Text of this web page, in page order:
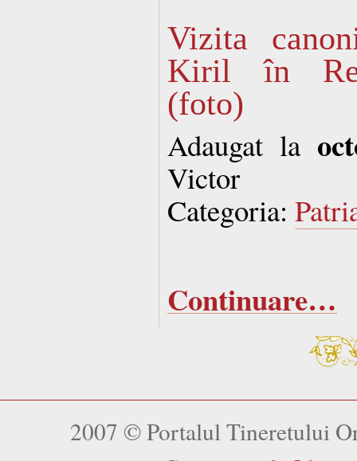
Vizita
Kiril în
(foto)
Adaugat la
Victor
Categoria:
Continuare…
2007 © Portalul Tineretului